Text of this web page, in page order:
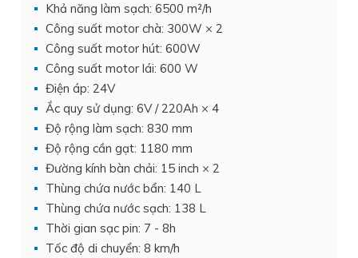
Khả năng làm sạch: 6500 m²/h
Công suất motor chà: 300W × 2
Công suất motor hút: 600W
Công suất motor lái: 600 W
Điện áp: 24V
Ắc quy sử dụng: 6V / 220Ah × 4
Độ rộng làm sạch: 830 mm
Độ rộng cần gạt: 1180 mm
Đường kính bàn chải: 15 inch × 2
Thùng chứa nước bẩn: 140 L
Thùng chứa nước sạch: 138 L
Thời gian sạc pin: 7 - 8h
Tốc độ di chuyển: 8 km/h